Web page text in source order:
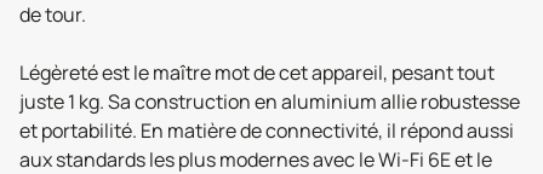
de tour.
Légèreté est le maître mot de cet appareil, pesant tout
juste 1 kg. Sa construction en aluminium allie robustesse
et portabilité. En matière de connectivité, il répond aussi
aux standards les plus modernes avec le Wi-Fi 6E et le